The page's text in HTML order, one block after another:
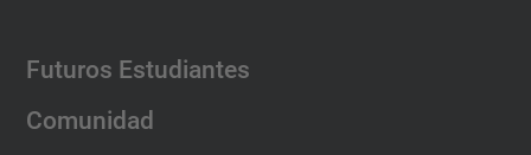
Futuros Estudiantes
Comunidad